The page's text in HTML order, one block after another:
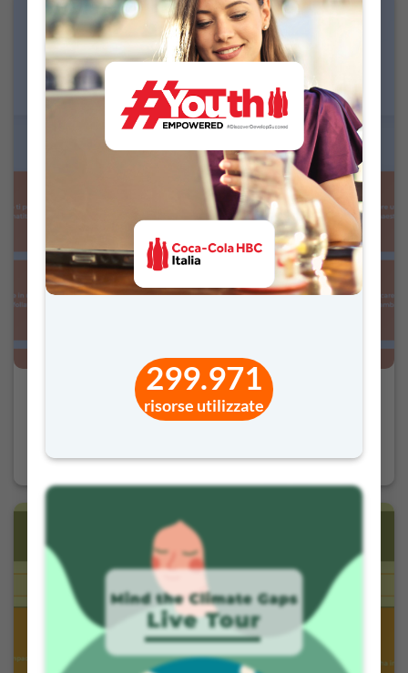
299.971
risorse utilizzate
Parole Gentili – Le parole che fanno bene
4,90€